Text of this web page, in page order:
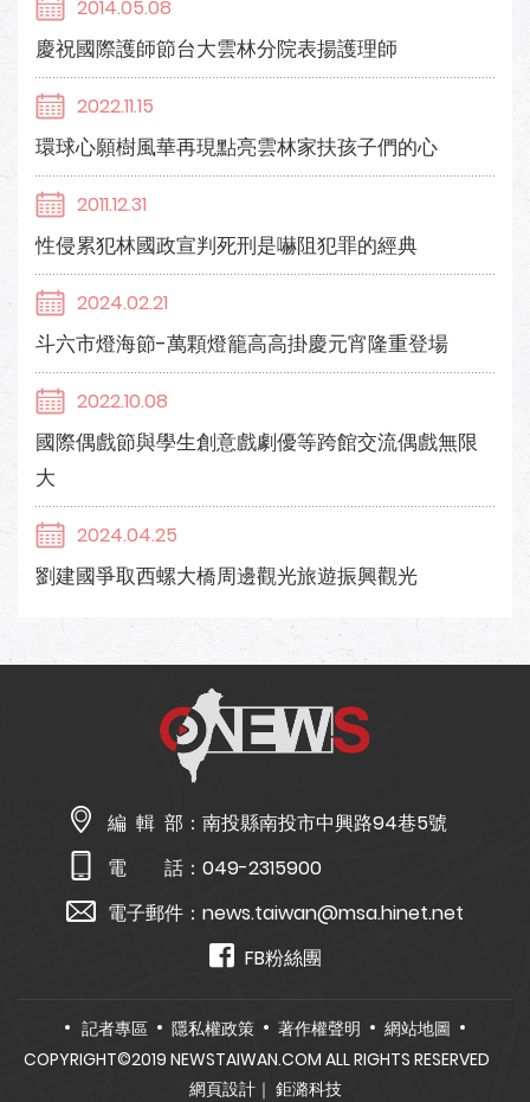
2014.05.08
慶祝國際護師節台大雲林分院表揚護理師
2022.11.15
環球心願樹風華再現點亮雲林家扶孩子們的心
2011.12.31
性侵累犯林國政宣判死刑是嚇阻犯罪的經典
2024.02.21
斗六市燈海節-萬顆燈籠高高掛慶元宵隆重登場
2022.10.08
國際偶戲節與學生創意戲劇優等跨館交流偶戲無限
大
2024.04.25
劉建國爭取西螺大橋周邊觀光旅遊振興觀光
編 輯 部： 南投縣南投市中興路94巷5號
電 話： 049-2315900
電子郵件： news.taiwan@msa.hinet.net
FB粉絲團
記者專區 隱私權政策 著作權聲明
網站地圖
COPYRIGHT©2019 NEWSTAIWAN.COM ALL RIGHTS RESERVED
網頁設計｜ 鉅潞科技